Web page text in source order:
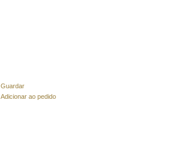
Guardar
Adicionar ao pedido